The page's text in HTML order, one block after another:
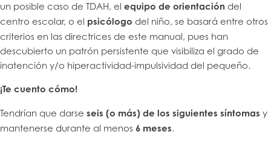
un posible caso de TDAH, el equipo de orientación del
centro escolar, o el psicólogo del niño, se basará entre otros
criterios en las directrices de este manual, pues han
descubierto un patrón persistente que visibiliza el grado de
inatención y/o hiperactividad-impulsividad del pequeño.
¡Te cuento cómo!
Tendrían que darse seis (o más) de los siguientes síntomas y
mantenerse durante al menos 6 meses.